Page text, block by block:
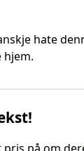
hate
hjem.